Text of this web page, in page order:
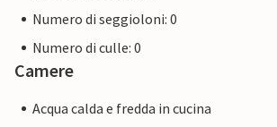
Numero di seggioloni: 0
Numero di culle: 0
Camere
Acqua calda e fredda in cucina